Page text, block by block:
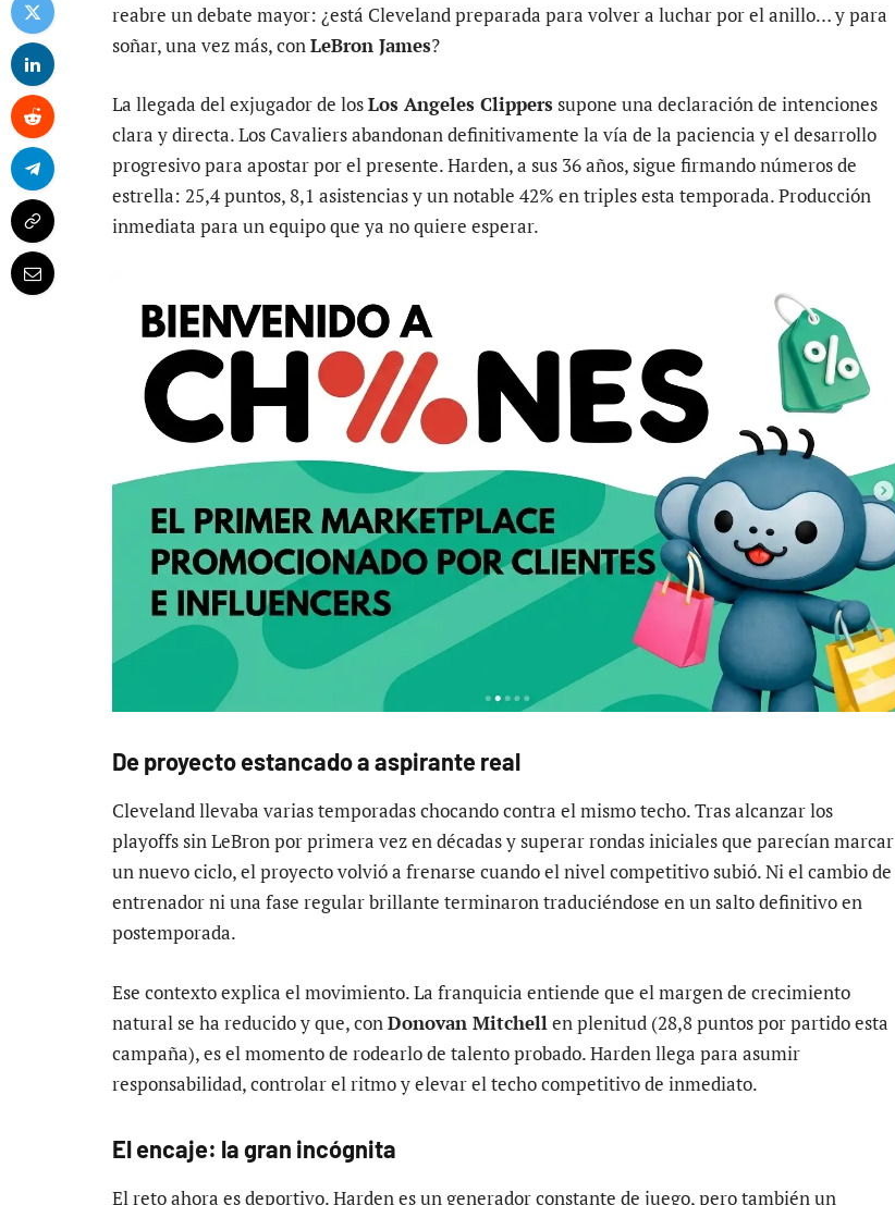
reabre un debate mayor: ¿está Cleveland preparada para volver a luchar por el anillo… y para
soñar, una vez más, conLeBron James?
La llegada del exjugador de losLos Angeles Clipperssupone una declaración de intenciones
clara y directa. Los Cavaliers abandonan definitivamente la vía de la paciencia y el desarrollo
progresivo para apostar por el presente. Harden, a sus 36 años, sigue firmando números de
estrella: 25,4 puntos, 8,1 asistencias y un notable 42% en triples esta temporada. Producción
inmediata para un equipo que ya no quiere esperar.
De proyecto estancado a aspirante real
Cleveland llevaba varias temporadas chocando contra el mismo techo. Tras alcanzar los
playoffs sin LeBron por primera vez en décadas y superar rondas iniciales que parecían marcar
un nuevo ciclo, el proyecto volvió a frenarse cuando el nivel competitivo subió. Ni el cambio de
entrenador ni una fase regular brillante terminaron traduciéndose en un salto definitivo en
postemporada.
Ese contexto explica el movimiento. La franquicia entiende que el margen de crecimiento
natural se ha reducido y que, con Donovan Mitchell en plenitud (28,8 puntos por partido esta
campaña), es el momento de rodearlo de talento probado. Harden llega para asumir
responsabilidad, controlar el ritmo y elevar el techo competitivo de inmediato.
El encaje: la gran incógnita
El reto ahora es deportivo. Harden es un generador constante de juego, pero también un